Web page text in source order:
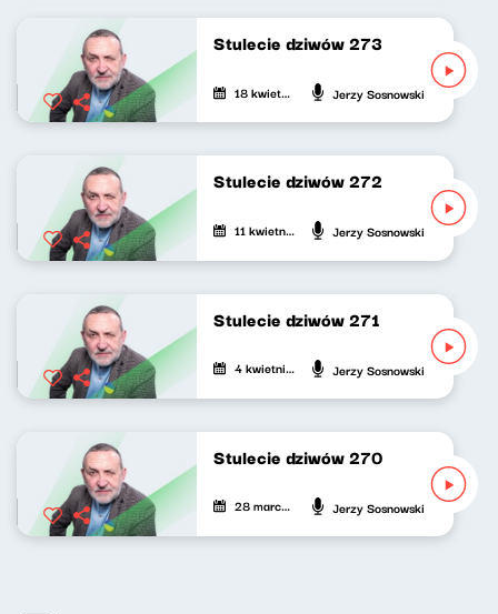
Stulecie dziwów 273
18 kwietnia 2026 Jerzy Sosnowski
Stulecie dziwów 272
11 kwietnia 2026 Jerzy Sosnowski
Stulecie dziwów 271
4 kwietnia 2026 Jerzy Sosnowski
Stulecie dziwów 270
28 marca 2026 Jerzy Sosnowski